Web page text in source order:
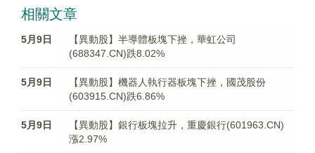
相關文章
5月9日
【異動股】半導體板塊下挫，華虹公司
(688347.CN)跌8.02%
5月9日
【異動股】機器人執行器板塊下挫，國茂股份
(603915.CN)跌6.86%
5月9日
【異動股】銀行板塊拉升，重慶銀行(601963.CN)
漲2.97%